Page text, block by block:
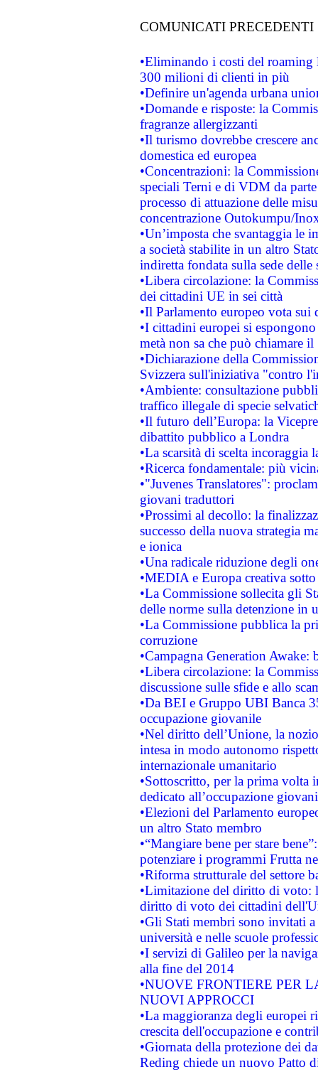
COMUNICATI PRECEDENTI
•Eliminando i costi del roaming
300 milioni di clienti in più
•Definire un'agenda urbana
•Domande e risposte: la
fragranze allergizzanti
•Il turismo dovrebbe crescere
domestica ed europea
•Concentrazioni: la
speciali Terni e di VDM da
processo di attuazione delle
concentrazione Outokumpu/
•Un’imposta che svantaggia le
a società stabilite in un altro
indiretta fondata sulla sede delle
•Libera circolazione: la
dei cittadini UE in sei città
•Il Parlamento europeo vota sui
•I cittadini europei si
metà non sa che può chiamare
•Dichiarazione della
Svizzera sull'iniziativa "contro
•Ambiente: consultazione
traffico illegale di specie
•Il futuro dell’Europa: la
dibattito pubblico a Londra
•La scarsità di scelta
•Ricerca fondamentale: più
•"Juvenes Translatores":
giovani traduttori
•Prossimi al decollo: la
successo della nuova strategia
e ionica
•Una radicale riduzione degli
•MEDIA e Europa creativa
•La Commissione sollecita gli
delle norme sulla detenzione in
•La Commissione pubblica la
corruzione
•Campagna Generation
•Libera circolazione: la
discussione sulle sfide e allo
•Da BEI e Gruppo UBI Banca
occupazione giovanile
•Nel diritto dell’Unione, la
intesa in modo autonomo
internazionale umanitario
•Sottoscritto, per la prima volta
dedicato all’occupazione
•Elezioni del Parlamento
un altro Stato membro
•“Mangiare bene per stare
potenziare i programmi Frutta
•Riforma strutturale del settore
•Limitazione del diritto di voto:
diritto di voto dei cittadini
•Gli Stati membri sono invitati
università e nelle scuole
•I servizi di Galileo per la
alla fine del 2014
•NUOVE FRONTIERE PER
NUOVI APPROCCI
•La maggioranza degli europei
crescita dell'occupazione e
•Giornata della protezione dei
Reding chiede un nuovo Patto